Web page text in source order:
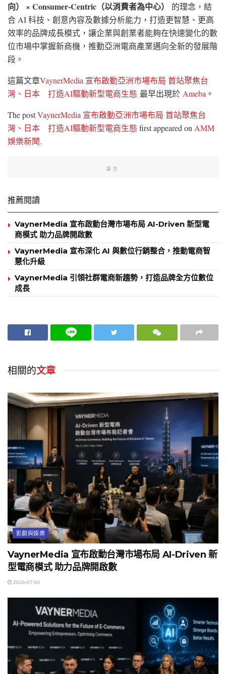
向） × Consumer-Centric （以消費者為中心）
的理念，結
合 AI 科技、創意內容及數據分析能力，打造更智慧、更高
效率的品牌成長模式，讓企業與創業者能夠在快速變化的數
位市場中掌握新商機，推動亞洲電商產業邁向全新的發展階
段。
這篇文章VaynerMedia 宣布啟動亞洲市場布局 首站聚焦台
灣、日本 打造AI驅動新型電商生態 最早出現於 Ameba 。
The postVaynerMedia 宣布啟動亞洲市場布局 首站聚焦台
灣、日本 打造AI驅動新型電商生態 first appeared on AMM
娛樂新聞.
廣告
推薦閱讀
VaynerMedia 宣布啟動台灣市場布局 AI-Driven 新型電
商模式 助力品牌開啟數
VaynerMedia 宣布深化 AI 與數位行銷整合，推動電商智
慧化升級
VaynerMedia 引領社群電商新趨勢，打造品牌全方位數位
成長
相關的文章
影劇與娛樂
VaynerMedia 宣布啟動台灣市場布局 AI-Driven 新
型電商模式 助力品牌開啟數
2026-07-06